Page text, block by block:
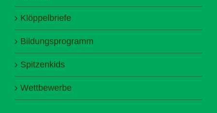
Klöppelbriefe
Bildungsprogramm
Spitzenkids
Wettbewerbe